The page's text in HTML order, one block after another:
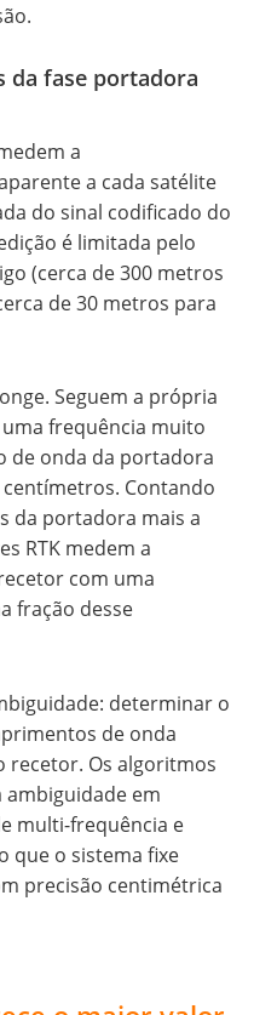
da fase portadora
a
a cada satélite
do sinal codificado do
é limitada pelo
(cerca de 300 metros
de 30 metros para
Seguem a própria
frequência muito
de onda da portadora
Contando
da portadora mais a
RTK medem a
com uma
fração desse
determinar o
de onda
recetor. Os algoritmos
ambiguidade em
multi-frequência e
que o sistema fixe
precisão centimétrica